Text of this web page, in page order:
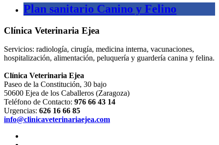
Plan sanitario Canino y Felino
Clínica Veterinaria Ejea
Servicios: radiología, cirugía, medicina interna, vacunaciones,
hospitalización, alimentación, peluquería y guardería canina y felina.
Clínica Veterinaria Ejea
Paseo de la Constitución, 30 bajo
50600 Ejea de los Caballeros (Zaragoza)
Teléfono de Contacto: 976 66 43 14
Urgencias: 626 16 66 85
info@clinicaveterinariaejea.com